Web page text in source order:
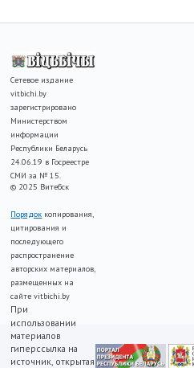
Сетевое издание
vitbichi.by
зарегистрировано
Министерством
информации
Республики Беларусь
24.06.19 в Госреестре
СМИ за № 15.
© 2025 Витебск
Порядок копирования,
цитирования и
последующего
распространение
авторских материалов,
размещенных на
сайте vitbichi.by
При
использовании
материалов
гиперссылка на
источник, открытая